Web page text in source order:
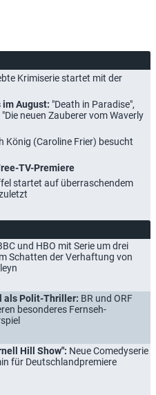
Krimiserie startet mit der
August: "Death in Paradise",
neuen Zauberer vom Waverly
König (Caroline Frier) besucht
TV-Premiere
startet auf überraschendem
und HBO mit Serie um drei
Schatten der Verhaftung von
als Polit-Thriller: BR und ORF
besonderes Fernseh-
Hill Show": Neue Comedyserie
für Deutschlandpremiere